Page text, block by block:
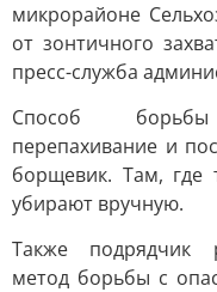
микрорайоне
от зонтичного
пресс-служба
Способ
перепахивание и
борщевик. Там, где
убирают вручную.
Также подрядчик
метод борьбы с